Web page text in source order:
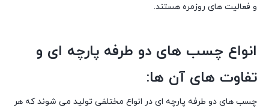
و فعالیت های روزمره هستند.
انواع چسب های دو طرفه پارچه ای و
تفاوت های آن ها:
چسب های دو طرفه پارچه ای در انواع مختلفی تولید می شوند که هر